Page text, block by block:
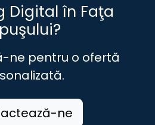
Digital în Faţa
ne pentru o ofertă
ne